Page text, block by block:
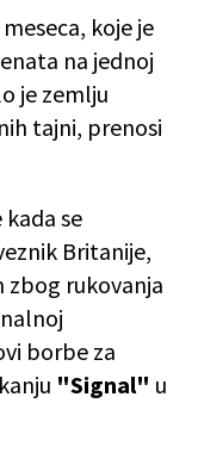
koje je
na jednoj
je zemlju
tajni, prenosi
se
Britanije,
zbog rukovanja
borbe za
"Signal" u